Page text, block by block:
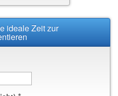
ideale Zeit zur